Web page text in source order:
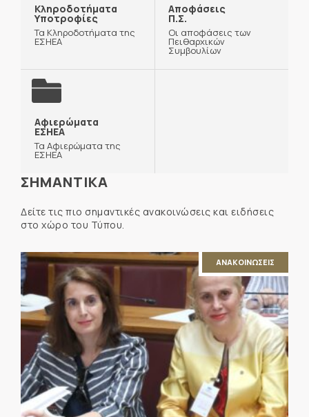
Κληροδοτήματα
Υποτροφίες
Τα Κληροδοτήματα της
ΕΣΗΕΑ
Αποφάσεις
Π.Σ.
Οι αποφάσεις των
Πειθαρχικών
Συμβουλίων
Αφιερώματα
ΕΣΗΕΑ
Τα Αφιερώματα της
ΕΣΗΕΑ
ΣΗΜΑΝΤΙΚΑ
Δείτε τις πιο σημαντικές ανακοινώσεις και ειδήσεις
στο χώρο του Τύπου.
ΑΝΑΚΟΙΝΩΣΕΙΣ